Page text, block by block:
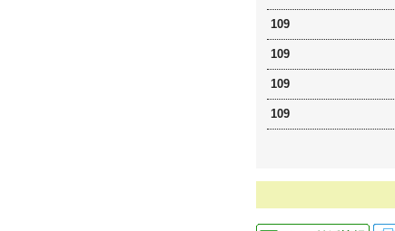
109
109
109
109